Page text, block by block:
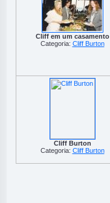
Cliff em um casamento
Categoria: Cliff Burton
Cliff Burton
Categoria: Cliff Burton